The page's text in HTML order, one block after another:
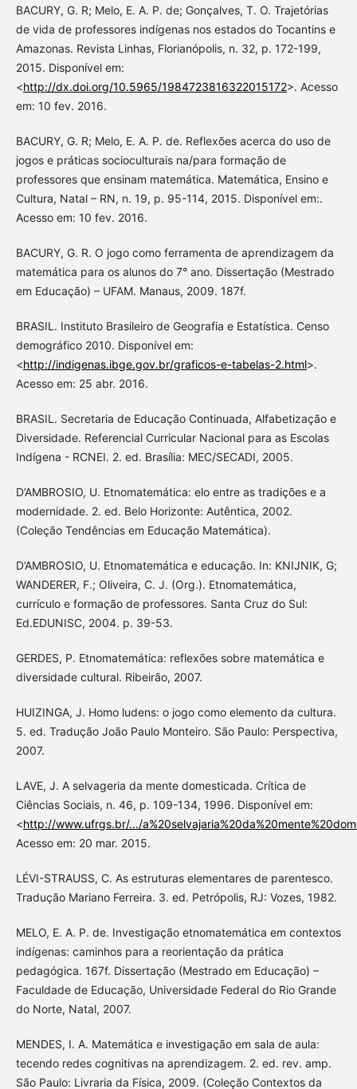
BACURY, G. R; Melo, E. A. P. de; Gonçalves, T. O. Trajetórias
de vida de professores indígenas nos estados do Tocantins e
Amazonas. Revista Linhas, Florianópolis, n. 32, p. 172-199,
2015. Disponível em:
<http://dx.doi.org/10.5965/1984723816322015172>. Acesso
em: 10 fev. 2016.
BACURY, G. R; Melo, E. A. P. de. Reflexões acerca do uso de
jogos e práticas socioculturais na/para formação de
professores que ensinam matemática. Matemática, Ensino e
Cultura, Natal – RN, n. 19, p. 95-114, 2015. Disponível em:.
Acesso em: 10 fev. 2016.
BACURY, G. R. O jogo como ferramenta de aprendizagem da
matemática para os alunos do 7° ano. Dissertação (Mestrado
em Educação) – UFAM. Manaus, 2009. 187f.
BRASIL. Instituto Brasileiro de Geografia e Estatística. Censo
demográfico 2010. Disponível em:
<http://indigenas.ibge.gov.br/graficos-e-tabelas-2.html>.
Acesso em: 25 abr. 2016.
BRASIL. Secretaria de Educação Continuada, Alfabetização e
Diversidade. Referencial Curricular Nacional para as Escolas
Indígena - RCNEI. 2. ed. Brasília: MEC/SECADI, 2005.
D’AMBROSIO, U. Etnomatemática: elo entre as tradições e a
modernidade. 2. ed. Belo Horizonte: Autêntica, 2002.
(Coleção Tendências em Educação Matemática).
D’AMBROSIO, U. Etnomatemática e educação. In: KNIJNIK, G;
WANDERER, F.; Oliveira, C. J. (Org.). Etnomatemática,
currículo e formação de professores. Santa Cruz do Sul:
Ed.EDUNISC, 2004. p. 39-53.
GERDES, P. Etnomatemática: reflexões sobre matemática e
diversidade cultural. Ribeirão, 2007.
HUIZINGA, J. Homo ludens: o jogo como elemento da cultura.
5. ed. Tradução João Paulo Monteiro. São Paulo: Perspectiva,
2007.
LAVE, J. A selvageria da mente domesticada. Crítica de
Ciências Sociais, n. 46, p. 109-134, 1996. Disponível em:
<http://www.ufrgs.br/.../
Acesso em: 20 mar. 2015.
LÉVI-STRAUSS, C. As estruturas elementares de parentesco.
Tradução Mariano Ferreira. 3. ed. Petrópolis, RJ: Vozes, 1982.
MELO, E. A. P. de. Investigação etnomatemática em contextos
indígenas: caminhos para a reorientação da prática
pedagógica. 167f. Dissertação (Mestrado em Educação) –
Faculdade de Educação, Universidade Federal do Rio Grande
do Norte, Natal, 2007.
MENDES, I. A. Matemática e investigação em sala de aula:
tecendo redes cognitivas na aprendizagem. 2. ed. rev. amp.
São Paulo: Livraria da Física, 2009. (Coleção Contextos da